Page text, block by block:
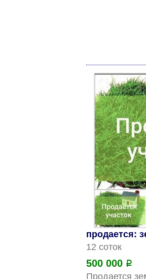
продается:
12 соток
500 000 Р
Продается